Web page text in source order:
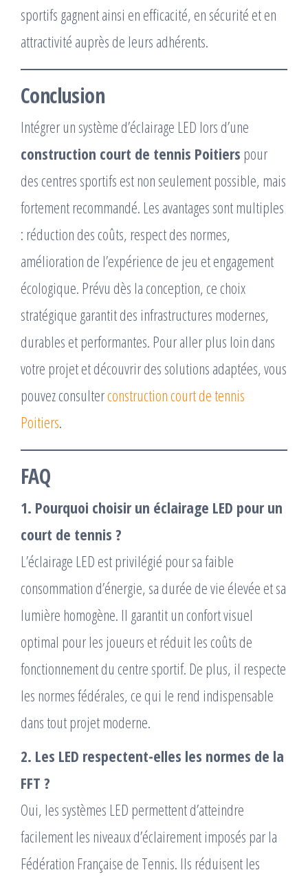
sportifs gagnent ainsi en efficacité, en sécurité et en
attractivité auprès de leurs adhérents.
Conclusion
Intégrer un système d’éclairage LED lors d’une
construction court de tennis Poitiers pour
des centres sportifs est non seulement possible, mais
fortement recommandé. Les avantages sont multiples
: réduction des coûts, respect des normes,
amélioration de l’expérience de jeu et engagement
écologique. Prévu dès la conception, ce choix
stratégique garantit des infrastructures modernes,
durables et performantes. Pour aller plus loin dans
votre projet et découvrir des solutions adaptées, vous
pouvez consulterconstruction court de tennis
Poitiers.
FAQ
1. Pourquoi choisir un éclairage LED pour un
court de tennis ?
L’éclairage LED est privilégié pour sa faible
consommation d’énergie, sa durée de vie élevée et sa
lumière homogène. Il garantit un confort visuel
optimal pour les joueurs et réduit les coûts de
fonctionnement du centre sportif. De plus, il respecte
les normes fédérales, ce qui le rend indispensable
dans tout projet moderne.
2. Les LED respectent-elles les normes de la
FFT ?
Oui, les systèmes LED permettent d’atteindre
facilement les niveaux d’éclairement imposés par la
Fédération Française de Tennis. Ils réduisent les